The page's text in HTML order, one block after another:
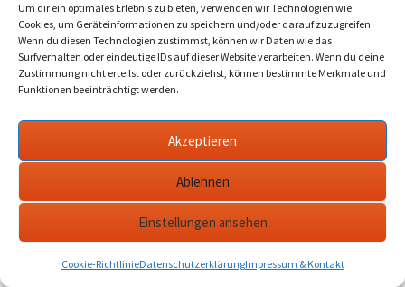
Um dir ein optimales Erlebnis zu bieten, verwenden wir Technologien wie
Cookies, um Geräteinformationen zu speichern und/oder darauf zuzugreifen.
Wenn du diesen Technologien zustimmst, können wir Daten wie das
Surfverhalten oder eindeutige IDs auf dieser Website verarbeiten. Wenn du deine
Zustimmung nicht erteilst oder zurückziehst, können bestimmte Merkmale und
Funktionen beeinträchtigt werden.
Akzeptieren
Ablehnen
Einstellungen ansehen
Cookie-RichtlinieDatenschutzerklärungImpressum & Kontakt
Ist die AfD ein Risiko für den Standort Deutschland? Eine
Studie des Instituts der deutschen Wirtschaft zeigt ganz
andere Problemstellen. Zum Beispiel gelähmte
Regierungen.…mehr
Datenschutzerklärung werderanderhavel.de